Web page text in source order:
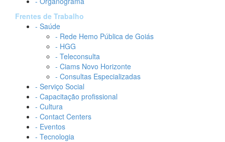
Frentes de Trabalho
- Saúde
- Rede Hemo Pública de Goiás
- HGG
- Teleconsulta
- Ciams Novo Horizonte
- Consultas Especializadas
- Serviço Social
- Capacitação profissional
- Cultura
- Contact Centers
- Eventos
- Tecnologia